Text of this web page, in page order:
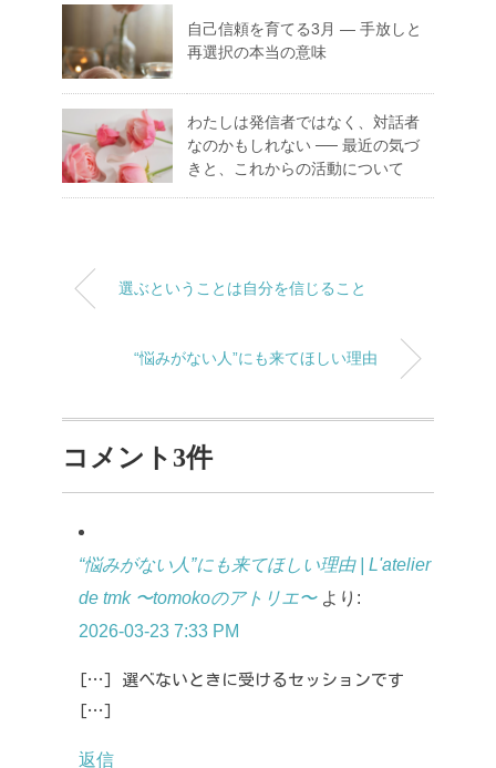
自己信頼を育てる3月 ― 手放しと
再選択の本当の意味
わたしは発信者ではなく、対話者
なのかもしれない ── 最近の気づ
きと、これからの活動について
選ぶということは自分を信じること
“悩みがない人”にも来てほしい理由
コメント3件
“悩みがない人”にも来てほしい理由 | L'atelier
de tmk 〜tomokoのアトリエ〜 より:
2026-03-23 7:33 PM
[…] 選べないときに受けるセッションです
[…]
返信